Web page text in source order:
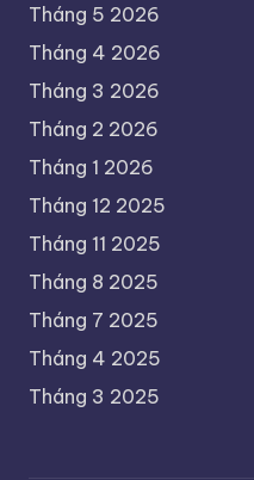
Tháng 5 2026
Tháng 4 2026
Tháng 3 2026
Tháng 2 2026
Tháng 1 2026
Tháng 12 2025
Tháng 11 2025
Tháng 8 2025
Tháng 7 2025
Tháng 4 2025
Tháng 3 2025